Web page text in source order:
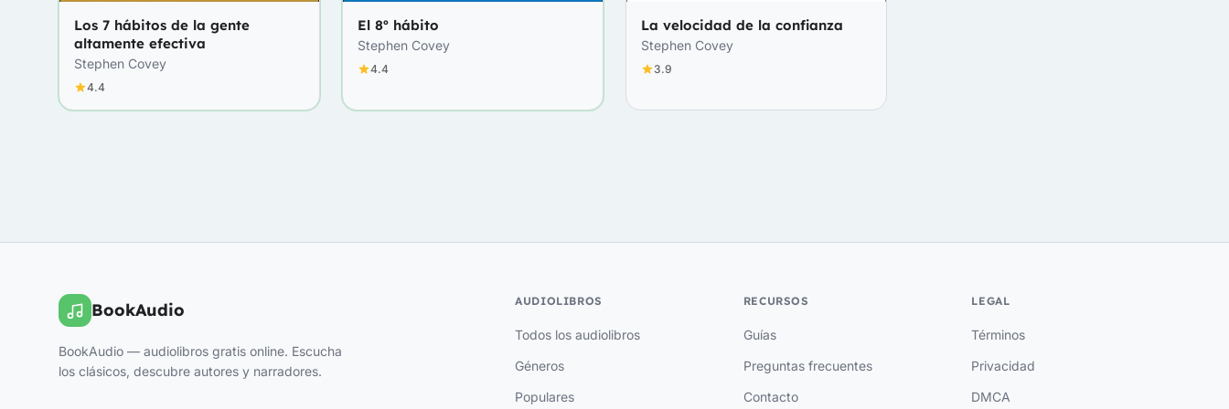
Los 7 hábitos de la gente
altamente efectiva
Stephen Covey
4.4
El 8º hábito
Stephen Covey
4.4
La velocidad de la confianza
Stephen Covey
3.9
BookAudio
BookAudio — audiolibros gratis online. Escucha
los clásicos, descubre autores y narradores.
AUDIOLIBROS
Todos los audiolibros
Géneros
Populares
RECURSOS
Guías
Preguntas frecuentes
Contacto
LEGAL
Términos
Privacidad
DMCA